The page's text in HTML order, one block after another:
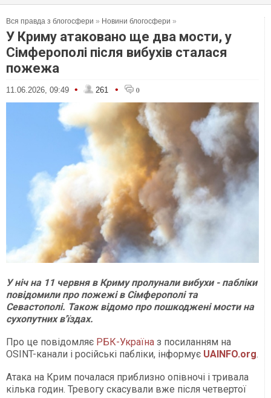
Вся правда з блогосфери » Новини блогосфери »
У Криму атаковано ще два мости, у
Сімферополі після вибухів сталася
пожежа
11.06.2026, 09:49 • 261 • 0
У ніч на 11 червня в Криму пролунали вибухи - пабліки
повідомили про пожежі в Сімферополі та
Севастополі. Також відомо про пошкоджені мости на
сухопутних в'їздах.
Про це повідомляє РБК-Україна з посиланням на
OSINT-канали і російські пабліки, інформує UAINFO.org.
Атака на Крим почалася приблизно опівночі і тривала
кілька годин. Тревогу скасували вже після четвертої